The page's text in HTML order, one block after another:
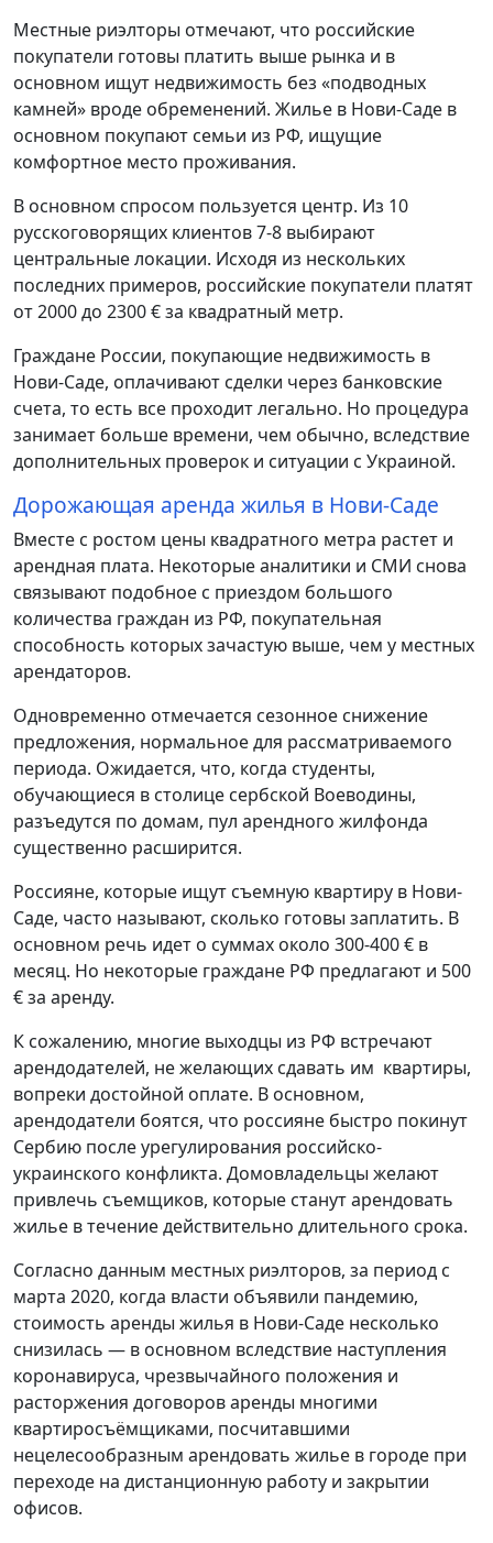
Местные риэлторы отмечают, что российские
покупатели готовы платить выше рынка и в
основном ищут недвижимость без «подводных
камней» вроде обременений. Жилье в Нови-Саде в
основном покупают семьи из РФ, ищущие
комфортное место проживания.
В основном спросом пользуется центр. Из 10
русскоговорящих клиентов 7-8 выбирают
центральные локации. Исходя из нескольких
последних примеров, российские покупатели платят
от 2000 до 2300 € за квадратный метр.
Граждане России, покупающие недвижимость в
Нови-Саде, оплачивают сделки через банковские
счета, то есть все проходит легально. Но процедура
занимает больше времени, чем обычно, вследствие
дополнительных проверок и ситуации с Украиной.
Дорожающая аренда жилья в Нови-Саде
Вместе с ростом цены квадратного метра растет и
арендная плата. Некоторые аналитики и СМИ снова
связывают подобное с приездом большого
количества граждан из РФ, покупательная
способность которых зачастую выше, чем у местных
арендаторов.
Одновременно отмечается сезонное снижение
предложения, нормальное для рассматриваемого
периода. Ожидается, что, когда студенты,
обучающиеся в столице сербской Воеводины,
разъедутся по домам, пул арендного жилфонда
существенно расширится.
Россияне, которые ищут съемную квартиру в Нови-
Саде, часто называют, сколько готовы заплатить. В
основном речь идет о суммах около 300-400 € в
месяц. Но некоторые граждане РФ предлагают и 500
€ за аренду.
К сожалению, многие выходцы из РФ встречают
арендодателей, не желающих сдавать им квартиры,
вопреки достойной оплате. В основном,
арендодатели боятся, что россияне быстро покинут
Сербию после урегулирования российско-
украинского конфликта. Домовладельцы желают
привлечь съемщиков, которые станут арендовать
жилье в течение действительно длительного срока.
Согласно данным местных риэлторов, за период с
марта 2020, когда власти объявили пандемию,
стоимость аренды жилья в Нови-Саде несколько
снизилась — в основном вследствие наступления
коронавируса, чрезвычайного положения и
расторжения договоров аренды многими
квартиросъёмщиками, посчитавшими
нецелесообразным арендовать жилье в городе при
переходе на дистанционную работу и закрытии
офисов.